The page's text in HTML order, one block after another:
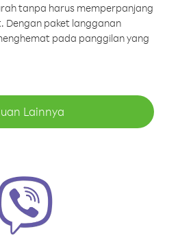
tanpa harus memperpanjang
Dengan paket langganan
pada panggilan yang
Lainnya